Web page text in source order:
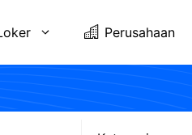
Perusahaan